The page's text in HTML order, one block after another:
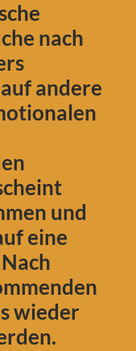
nach
andere
und
eine
wieder